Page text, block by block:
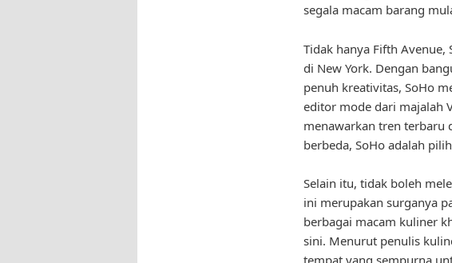
segala macam barang
Tidak hanya Fifth
di New York. Dengan
penuh kreativitas, SoHo
editor mode dari majalah
menawarkan tren terbaru
berbeda, SoHo adalah
Selain itu, tidak boleh
ini merupakan surganya
berbagai macam kuliner
sini. Menurut penulis